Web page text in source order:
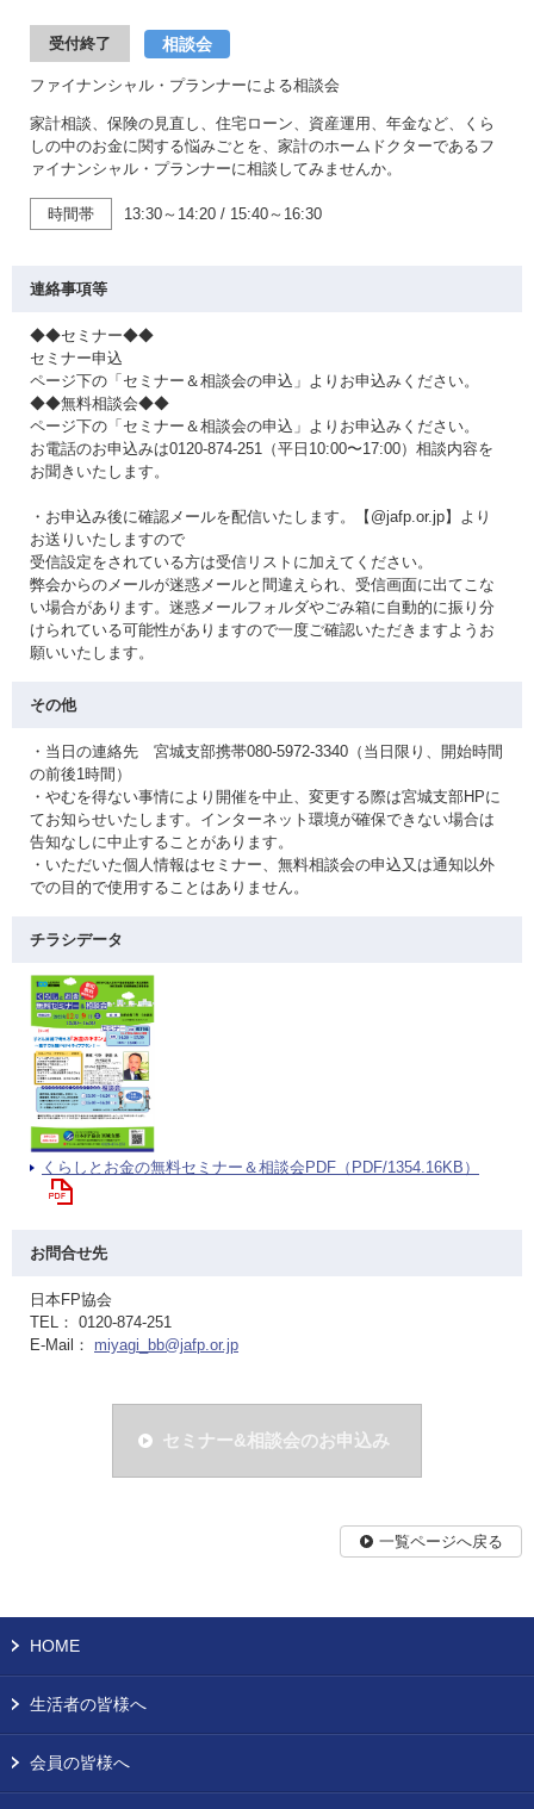
受付終了 相談会
ファイナンシャル・プランナーによる相談会
家計相談、保険の見直し、住宅ローン、資産運用、年金など、くら
しの中のお金に関する悩みごとを、家計のホームドクターであるフ
ァイナンシャル・プランナーに相談してみませんか。
時間帯 13:30～14:20 / 15:40～16:30
連絡事項等
◆◆セミナー◆◆
セミナー申込
ページ下の「セミナー＆相談会の申込」よりお申込みください。
◆◆無料相談会◆◆
ページ下の「セミナー＆相談会の申込」よりお申込みください。
お電話のお申込みは0120-874-251（平日10:00〜17:00）相談内容を
お聞きいたします。
・お申込み後に確認メールを配信いたします。【@jafp.or.jp】より
お送りいたしますので
受信設定をされている方は受信リストに加えてください。
弊会からのメールが迷惑メールと間違えられ、受信画面に出てこな
い場合があります。迷惑メールフォルダやごみ箱に自動的に振り分
けられている可能性がありますので一度ご確認いただきますようお
願いいたします。
その他
・当日の連絡先 宮城支部携帯080-5972-3340（当日限り、開始時間
の前後1時間）
・やむを得ない事情により開催を中止、変更する際は宮城支部HPに
てお知らせいたします。インターネット環境が確保できない場合は
告知なしに中止することがあります。
・いただいた個人情報はセミナー、無料相談会の申込又は通知以外
での目的で使用することはありません。
チラシデータ
くらしとお金の無料セミナー＆相談会PDF（PDF/1354.16KB）
お問合せ先
日本FP協会
TEL： 0120-874-251
E-Mail： miyagi_bb@jafp.or.jp
セミナー&相談会のお申込み
一覧ページへ戻る
HOME
生活者の皆様へ
会員の皆様へ